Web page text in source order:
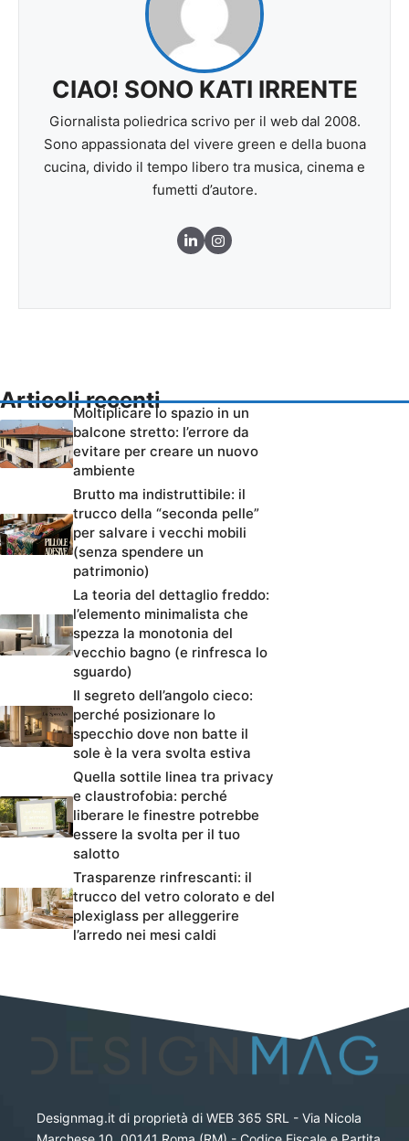
CIAO! SONO KATI IRRENTE
Giornalista poliedrica scrivo per il web dal 2008.
Sono appassionata del vivere green e della buona
cucina, divido il tempo libero tra musica, cinema e
fumetti d’autore.
Articoli recenti
Moltiplicare lo spazio in un
balcone stretto: l’errore da
evitare per creare un nuovo
ambiente
Brutto ma indistruttibile: il
trucco della “seconda pelle”
per salvare i vecchi mobili
(senza spendere un
patrimonio)
La teoria del dettaglio freddo:
l’elemento minimalista che
spezza la monotonia del
vecchio bagno (e rinfresca lo
sguardo)
Il segreto dell’angolo cieco:
perché posizionare lo
specchio dove non batte il
sole è la vera svolta estiva
Quella sottile linea tra privacy
e claustrofobia: perché
liberare le finestre potrebbe
essere la svolta per il tuo
salotto
Trasparenze rinfrescanti: il
trucco del vetro colorato e del
plexiglass per alleggerire
l’arredo nei mesi caldi
Designmag.it di proprietà di WEB 365 SRL - Via Nicola